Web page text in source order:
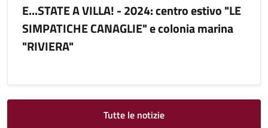
E...STATE A VILLA! - 2024: centro estivo "LE
SIMPATICHE CANAGLIE" e colonia marina
"RIVIERA"
Tutte le notizie